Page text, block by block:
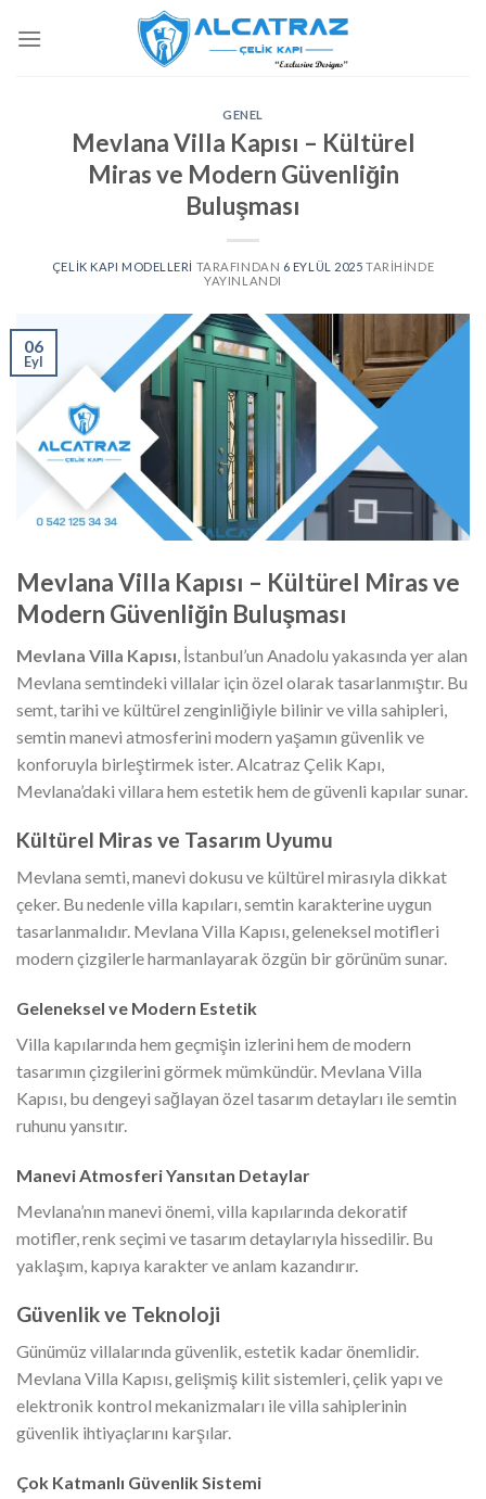
atla
GENEL
Mevlana Villa Kapısı – Kültürel
Miras ve Modern Güvenliğin
Buluşması
ÇELIK KAPI MODELLERI TARAFINDAN 6 EYLÜL 2025 TARIHINDE
YAYINLANDI
06
Eyl
Mevlana Villa Kapısı – Kültürel Miras ve
Modern Güvenliğin Buluşması
Mevlana Villa Kapısı , İstanbul’un Anadolu yakasında yer alan
Mevlana semtindeki villalar için özel olarak tasarlanmıştır. Bu
semt, tarihi ve kültürel zenginliğiyle bilinir ve villa sahipleri,
semtin manevi atmosferini modern yaşamın güvenlik ve
konforuyla birleştirmek ister. Alcatraz Çelik Kapı,
Mevlana’daki villara hem estetik hem de güvenli kapılar sunar.
Kültürel Miras ve Tasarım Uyumu
Mevlana semti, manevi dokusu ve kültürel mirasıyla dikkat
çeker. Bu nedenle villa kapıları, semtin karakterine uygun
tasarlanmalıdır. Mevlana Villa Kapısı, geleneksel motifleri
modern çizgilerle harmanlayarak özgün bir görünüm sunar.
Geleneksel ve Modern Estetik
Villa kapılarında hem geçmişin izlerini hem de modern
tasarımın çizgilerini görmek mümkündür. Mevlana Villa
Kapısı, bu dengeyi sağlayan özel tasarım detayları ile semtin
ruhunu yansıtır.
Manevi Atmosferi Yansıtan Detaylar
Mevlana’nın manevi önemi, villa kapılarında dekoratif
motifler, renk seçimi ve tasarım detaylarıyla hissedilir. Bu
yaklaşım, kapıya karakter ve anlam kazandırır.
Güvenlik ve Teknoloji
Günümüz villalarında güvenlik, estetik kadar önemlidir.
Mevlana Villa Kapısı, gelişmiş kilit sistemleri, çelik yapı ve
elektronik kontrol mekanizmaları ile villa sahiplerinin
güvenlik ihtiyaçlarını karşılar.
Çok Katmanlı Güvenlik Sistemi